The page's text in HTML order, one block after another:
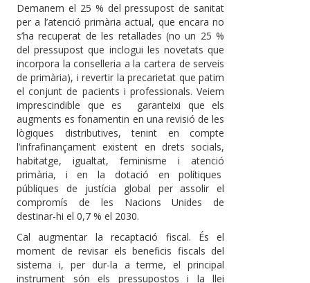
Demanem el 25 % del pressupost de sanitat
per a l’atenció primària actual, que encara no
s’ha recuperat de les retallades (no un 25 %
del pressupost que inclogui les novetats que
incorpora la conselleria a la cartera de serveis
de primària), i revertir la precarietat que patim
el conjunt de pacients i professionals. Veiem
imprescindible que es garanteixi que els
augments es fonamentin en una revisió de les
lògiques distributives, tenint en compte
l’infrafinançament existent en drets socials,
habitatge, igualtat, feminisme i atenció
primària, i en la dotació en polítiques
públiques de justícia global per assolir el
compromís de les Nacions Unides de
destinar-hi el 0,7 % el 2030.
Cal augmentar la recaptació fiscal. És el
moment de revisar els beneficis fiscals del
sistema i, per dur-la a terme, el principal
instrument són els pressupostos i la llei